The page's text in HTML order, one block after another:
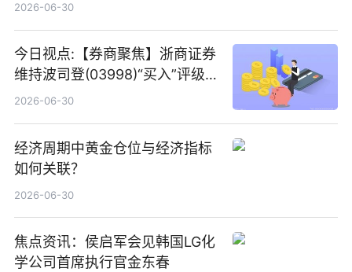
2026-06-30
今日视点:【券商聚焦】浙商证券
维持波司登(03998)“买入”评级
指其业绩高质量稳增长
2026-06-30
经济周期中黄金仓位与经济指标
如何关联？
2026-06-30
焦点资讯：侯启军会见韩国LG化
学公司首席执行官金东春